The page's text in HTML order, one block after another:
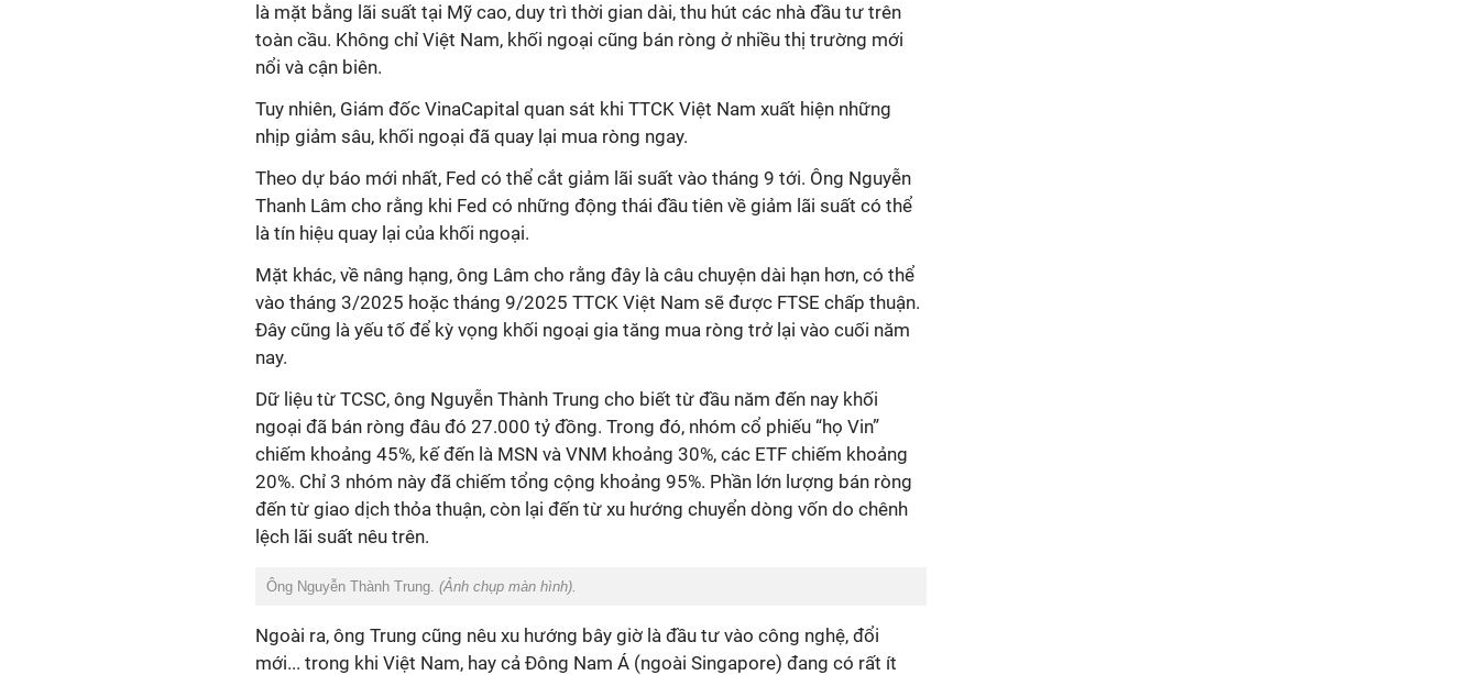
là mặt bằng lãi suất tại Mỹ cao, duy trì thời gian dài, thu hút các nhà đầu tư trên
toàn cầu. Không chỉ Việt Nam, khối ngoại cũng bán ròng ở nhiều thị trường mới
nổi và cận biên.
Tuy nhiên, Giám đốc VinaCapital quan sát khi TTCK Việt Nam xuất hiện những
nhịp giảm sâu, khối ngoại đã quay lại mua ròng ngay.
Theo dự báo mới nhất, Fed có thể cắt giảm lãi suất vào tháng 9 tới. Ông Nguyễn
Thanh Lâm cho rằng khi Fed có những động thái đầu tiên về giảm lãi suất có thể
là tín hiệu quay lại của khối ngoại.
Mặt khác, về nâng hạng, ông Lâm cho rằng đây là câu chuyện dài hạn hơn, có thể
vào tháng 3/2025 hoặc tháng 9/2025 TTCK Việt Nam sẽ được FTSE chấp thuận.
Đây cũng là yếu tố để kỳ vọng khối ngoại gia tăng mua ròng trở lại vào cuối năm
nay.
Dữ liệu từ TCSC, ông Nguyễn Thành Trung cho biết từ đầu năm đến nay khối
ngoại đã bán ròng đâu đó 27.000 tỷ đồng. Trong đó, nhóm cổ phiếu “họ Vin”
chiếm khoảng 45%, kế đến là MSN và VNM khoảng 30%, các ETF chiếm khoảng
20%. Chỉ 3 nhóm này đã chiếm tổng cộng khoảng 95%. Phần lớn lượng bán ròng
đến từ giao dịch thỏa thuận, còn lại đến từ xu hướng chuyển dòng vốn do chênh
lệch lãi suất nêu trên.
Ông Nguyễn Thành Trung. (Ảnh chụp màn hình).
Ngoài ra, ông Trung cũng nêu xu hướng bây giờ là đầu tư vào công nghệ, đổi
mới... trong khi Việt Nam, hay cả Đông Nam Á (ngoài Singapore) đang có rất ít